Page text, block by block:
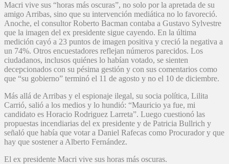
Macri vive sus “horas más oscuras”, no solo por la apretada de su
amigo Arribas, sino que su intervención mediática no lo favoreció.
Anoche, el consultor Roberto Bacman contaba a Gustavo Sylvestre
que la imagen del ex presidente sigue cayendo. En la última
medición cayó a 23 puntos de imagen positiva y creció la negativa a
un 74%. Otros encuestadores reflejan números parecidos. Los
ciudadanos, inclusos quiénes lo habían votado, se sienten
decepcionados con su pésima gestión y con sus comentarios como
que “su gobierno” terminó el 11 de agosto y no el 10 de diciembre.
Más allá de Arribas y el espionaje ilegal, su socia política, Lilita
Carrió, salió a los medios y lo hundió: “Mauricio ya fue, mi
candidato es Horacio Rodriguez Larreta”. Luego cuestionó las
propuestas incendiarias del ex presidente y de Patricia Bullrich y
señaló que había que votar a Daniel Rafecas como Procurador y que
hay que sostener a Alberto Fernández.
El ex presidente Macri vive sus horas más oscuras.